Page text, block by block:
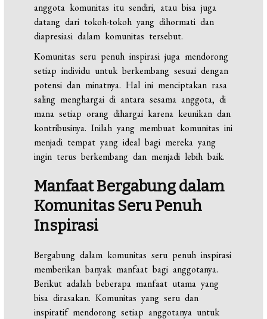
anggota komunitas itu sendiri, atau bisa juga
datang dari tokoh-tokoh yang dihormati dan
diapresiasi dalam komunitas tersebut.
Komunitas seru penuh inspirasi juga mendorong
setiap individu untuk berkembang sesuai dengan
potensi dan minatnya. Hal ini menciptakan rasa
saling menghargai di antara sesama anggota, di
mana setiap orang dihargai karena keunikan dan
kontribusinya. Inilah yang membuat komunitas ini
menjadi tempat yang ideal bagi mereka yang
ingin terus berkembang dan menjadi lebih baik.
Manfaat Bergabung dalam
Komunitas Seru Penuh
Inspirasi
Bergabung dalam komunitas seru penuh inspirasi
memberikan banyak manfaat bagi anggotanya.
Berikut adalah beberapa manfaat utama yang
bisa dirasakan. Komunitas yang seru dan
inspiratif mendorong setiap anggotanya untuk